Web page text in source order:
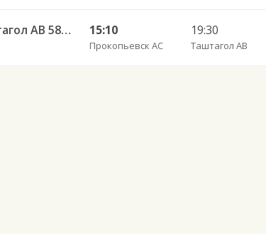
Прокопьевск АС — Таштагол АВ 582п 15:10
Прокопьевск АС
19:30
Таштагол АВ